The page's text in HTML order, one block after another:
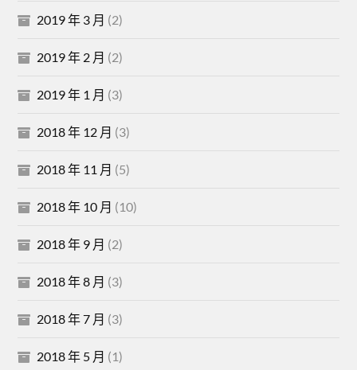
2019 年 3 月 (2)
2019 年 2 月 (2)
2019 年 1 月 (3)
2018 年 12 月 (3)
2018 年 11 月 (5)
2018 年 10 月 (10)
2018 年 9 月 (2)
2018 年 8 月 (3)
2018 年 7 月 (3)
2018 年 5 月 (1)